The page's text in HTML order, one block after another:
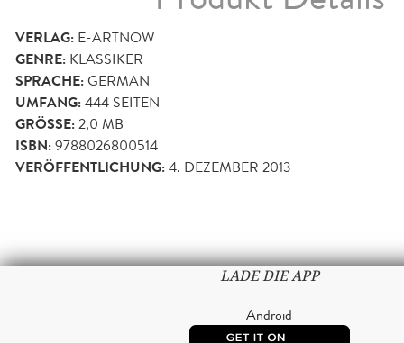
VERLAG: E-ARTNOW
GENRE: KLASSIKER
SPRACHE:GERMAN
UMFANG:444 SEITEN
GRÖSSE: 2,0 MB
ISBN:9788026800514
VERÖFFENTLICHUNG:4. DEZEMBER 2013
LADE DIE APP
Android